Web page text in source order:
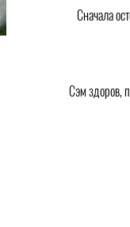
Сначала
Сэм здоров,